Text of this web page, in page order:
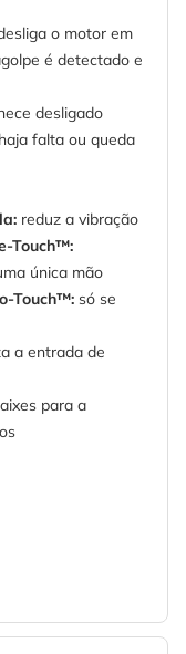
o motor em
é detectado e
desligado
falta ou queda
reduz a vibração
Touch™:
única mão
Touch™: só se
a entrada de
para a